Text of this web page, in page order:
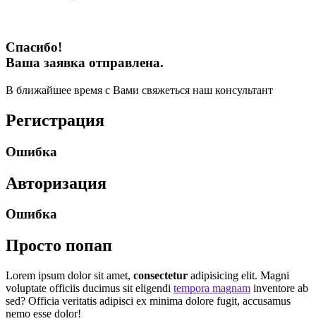
Спасибо!
Ваша заявка отправлена.
В ближайшее время с Вами свяжеться наш консультант
Регистрация
Ошибка
Авторизация
Ошибка
Просто попап
Lorem ipsum dolor sit amet, consectetur adipisicing elit. Magni
voluptate officiis ducimus sit eligendi tempora magnam inventore ab
sed? Officia veritatis adipisci ex minima dolore fugit, accusamus
nemo esse dolor!